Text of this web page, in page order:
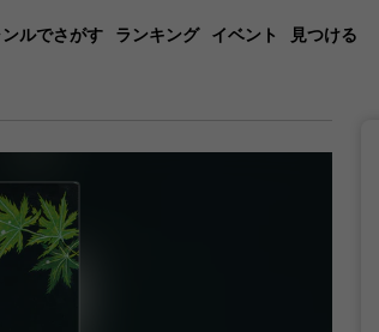
ンルでさがす ランキング イベント 見つける